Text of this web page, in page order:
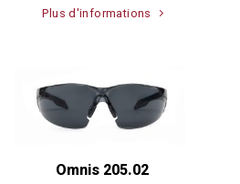
Plus d'informations
Omnis 205.02